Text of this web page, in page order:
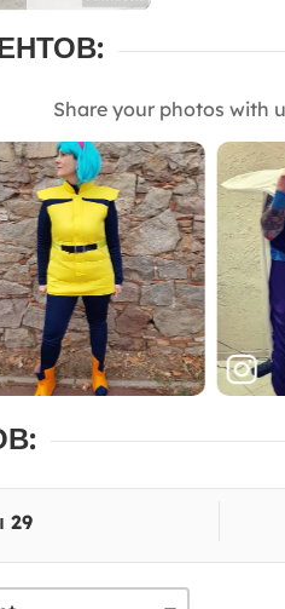
Share your photos with
29